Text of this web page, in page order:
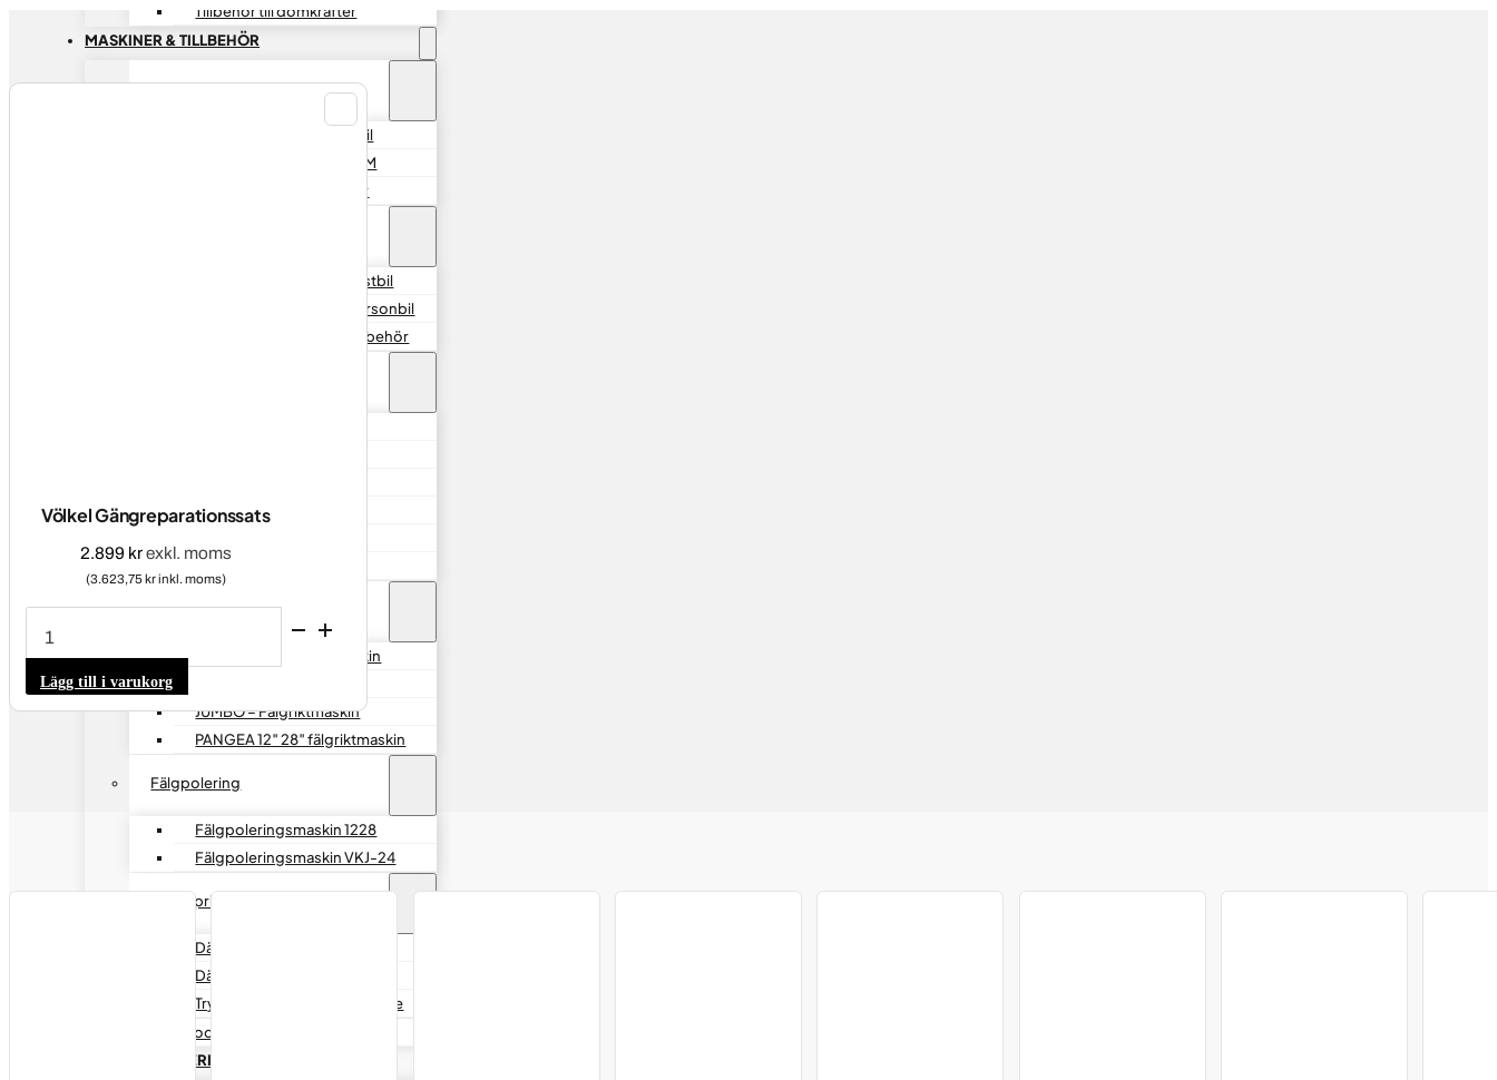
Tillbehör till domkrafter
MASKINER & TILLBEHÖR
Däckmaskiner
Däckmaskiner / personbil
Däckmaskiner / Lastbil,EM
Däckmaskiner – Tillbehör
Balanseringsmaskin – Lastbil
Balanseringsmaskin – Personbil
Balanseringsmaskin – Tillbehör
Kart Wulkan 500HP
Reservdelar hjultvätt
Fälgriktmaskiner
RSM-1024 – Fälgriktmaskin
JUMBO – Fälgriktmaskin
PANGEA 12″ 28″ fälgriktmaskin
Fälgpolering
Fälgpoleringsmaskin 1228
Fälgpoleringsmaskin VKJ-24
Däckspridare
Däckspridare Bänkmodell
Däckspridare med Stativ
Tryckluftsdriven däckspridare
Startboosters
DÄCKBALANSERING
Völkel Gängreparationssats
2.899 kr exkl. moms
(3.623,75 kr inkl. moms)
Völkel
Gängreparationssats
mängd
Lägg till i varukorg